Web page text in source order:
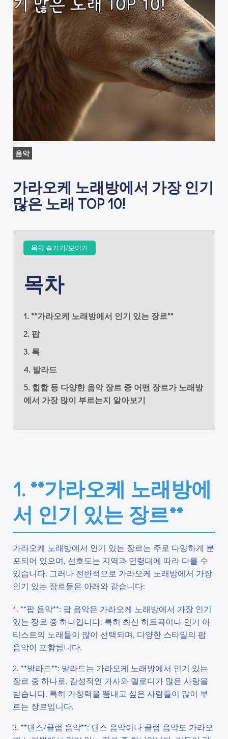
음악
가라오케 노래방에서 가장 인기
많은 노래 TOP 10!
목차 숨기기/보이기
목차
1. **가라오케 노래방에서 인기 있는 장르**
2. 팝
3. 록
4. 발라드
5. 힙합 등 다양한 음악 장르 중 어떤 장르가 노래방
에서 가장 많이 부르는지 알아보기
1. **가라오케 노래방에
서 인기 있는 장르**
가라오케 노래방에서 인기 있는 장르는 주로 다양하게 분
포되어 있으며, 선호도는 지역과 연령대에 따라 다를 수
있습니다. 그러나 전반적으로 가라오케 노래방에서 가장
인기 있는 장르들은 아래와 같습니다:
1. **팝 음악**: 팝 음악은 가라오케 노래방에서 가장 인기
있는 장르 중 하나입니다. 특히 최신 히트곡이나 인기 아
티스트의 노래들이 많이 선택되며, 다양한 스타일의 팝
음악이 포함됩니다.
2. **발라드**: 발라드는 가라오케 노래방에서 인기 있는
장르 중 하나로, 감성적인 가사와 멜로디가 많은 사랑을
받습니다. 특히 가창력을 뽐내고 싶은 사람들이 많이 부
르는 장르입니다.
3. **댄스/클럽 음악**: 댄스 음악이나 클럽 음악도 가라오